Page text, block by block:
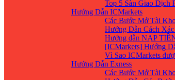
Top 5 Sàn Giao Dịch
Hướng Dẫn ICMarkets
Các Bước Mở Tài
Hướng Dẫn Cách
Hướng dẫn NẠP
[ICMarkets] Hướng
Vì Sao ICMarkets
Hướng Dẫn Exness
Các Bước Mở Tài